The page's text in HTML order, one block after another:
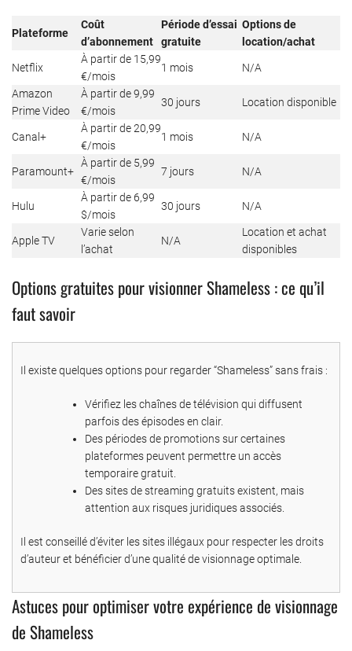
Plateforme
Coût
d’abonnement
Période d’essai
gratuite
Options de
location/achat
Netflix
À partir de 15,99
€/mois
1 mois N/A
Amazon
Prime Video
À partir de 9,99
€/mois
30 jours Location disponible
Canal+
À partir de 20,99
€/mois
1 mois N/A
Paramount+
À partir de 5,99
€/mois
7 jours N/A
Hulu
À partir de 6,99
$/mois
30 jours N/A
Apple TV
Varie selon
l’achat
N/A
Location et achat
disponibles
Options gratuites pour visionner Shameless : ce qu’il
faut savoir
Il existe quelques options pour regarder “Shameless” sans frais :
Vérifiez les chaînes de télévision qui diffusent
parfois des épisodes en clair.
Des périodes de promotions sur certaines
plateformes peuvent permettre un accès
temporaire gratuit.
Des sites de streaming gratuits existent, mais
attention aux risques juridiques associés.
Il est conseillé d’éviter les sites illégaux pour respecter les droits
d’auteur et bénéficier d’une qualité de visionnage optimale.
Astuces pour optimiser votre expérience de visionnage
de Shameless